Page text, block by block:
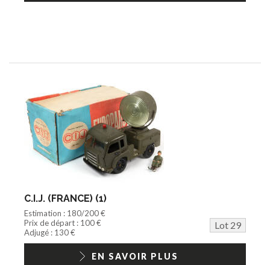
C.I.J. (FRANCE) (1)
Estimation : 180/200 €
Prix de départ : 100 €
Lot 29
Adjugé : 130 €
EN SAVOIR PLUS